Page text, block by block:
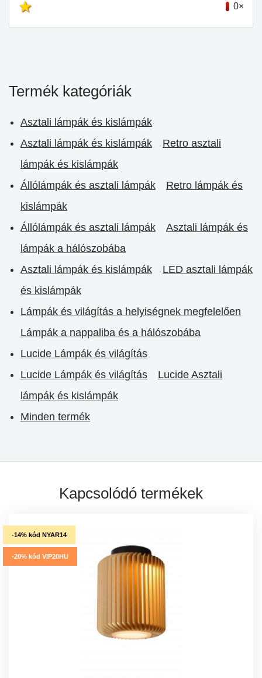
0×
Termék kategóriák
Asztali lámpák és kislámpák
Asztali lámpák és kislámpák
Retro asztali
lámpák és kislámpák
Állólámpák és asztali lámpák
Retro lámpák és
kislámpák
Állólámpák és asztali lámpák
Asztali lámpák és
lámpák a hálószobába
Asztali lámpák és kislámpák
LED asztali lámpák
és kislámpák
Lámpák és világítás a helyiségnek megfelelően
Lámpák a nappaliba és a hálószobába
Lucide Lámpák és világítás
Lucide Lámpák és világítás
Lucide Asztali
lámpák és kislámpák
Minden termék
Kapcsolódó termékek
-14% kód NYAR14
-20% kód VIP20HU